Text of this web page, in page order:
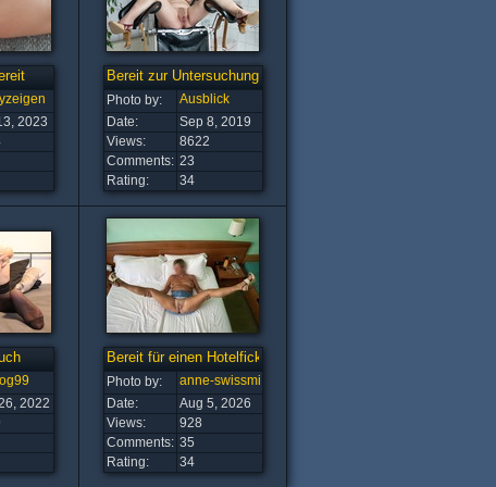
2023
Bereit zur Untersuchung
Photo by:
Ausblick
Date:
Sep 8, 2019
Views:
8622
Comments: 23
Rating:
34
2022
Bereit für einen Hotelfick
Photo by:
anne-swissmilf
Date:
Aug 5, 2026
Views:
928
Comments: 35
Rating:
34